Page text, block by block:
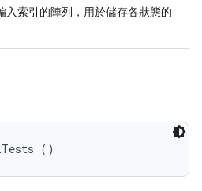
索引的陣列，用於儲存各狀態的
()